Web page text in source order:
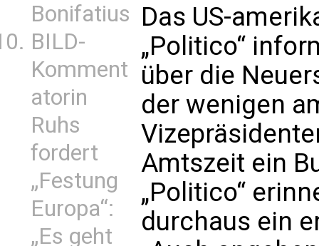
Bonifatius
BILD-
Komment
atorin
Ruhs
fordert
„Festung
Europa“:
„Es geht
Das US-
„Politico“
über die
der wenigen
Amtszeit ein
„Politico“
durchaus ein